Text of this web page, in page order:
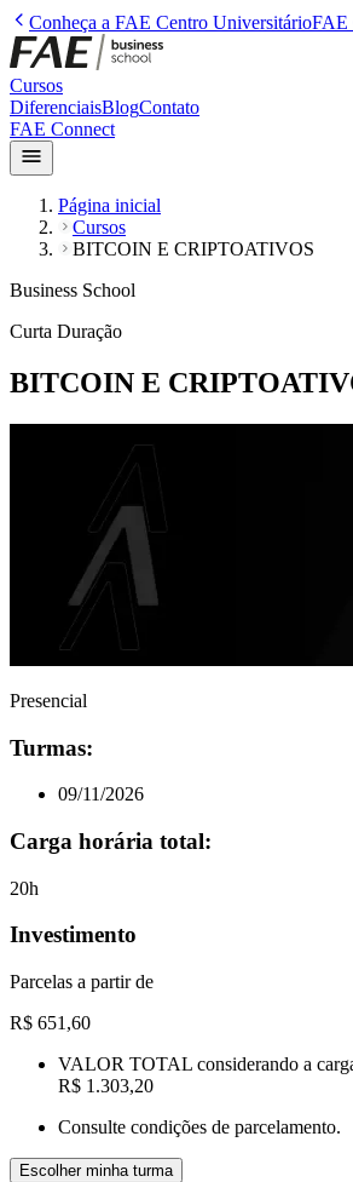
Conheça a FAE Centro UniversitárioFAE
Cursos
DiferenciaisBlogContato
FAE Connect
Página inicial
Cursos
BITCOIN E CRIPTOATIVOS
Business School
Curta Duração
BITCOIN E
Presencial
Turmas:
09/11/2026
Carga horária total:
20h
Investimento
Parcelas a partir de
R$ 651,60
VALOR TOTAL considerando a
R$ 1.303,20
Consulte condições de parcelamento.
Escolher minha turma